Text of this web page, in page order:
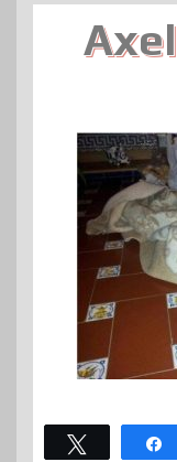
Tweetez